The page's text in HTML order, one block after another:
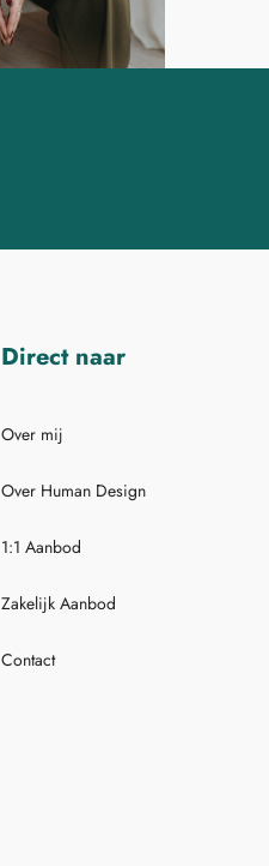
Direct naar
Over mij
Over Human Design
1:1 Aanbod
Zakelijk Aanbod
Contact